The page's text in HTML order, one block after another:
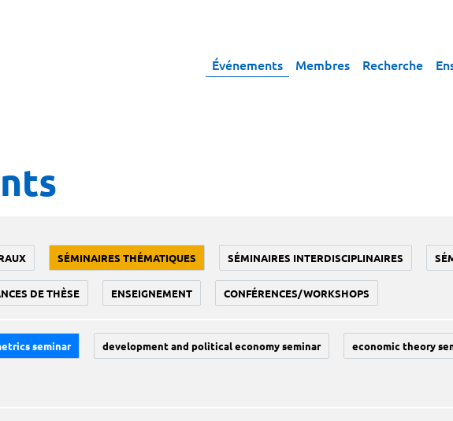
Événements Membres Recherche
SÉMINAIRES THÉMATIQUES SÉMINAIRES INTERDISCIPLINAIRES
DE THÈSE ENSEIGNEMENT CONFÉRENCES/WORKSHOPS
seminar development and political economy seminar economic theory